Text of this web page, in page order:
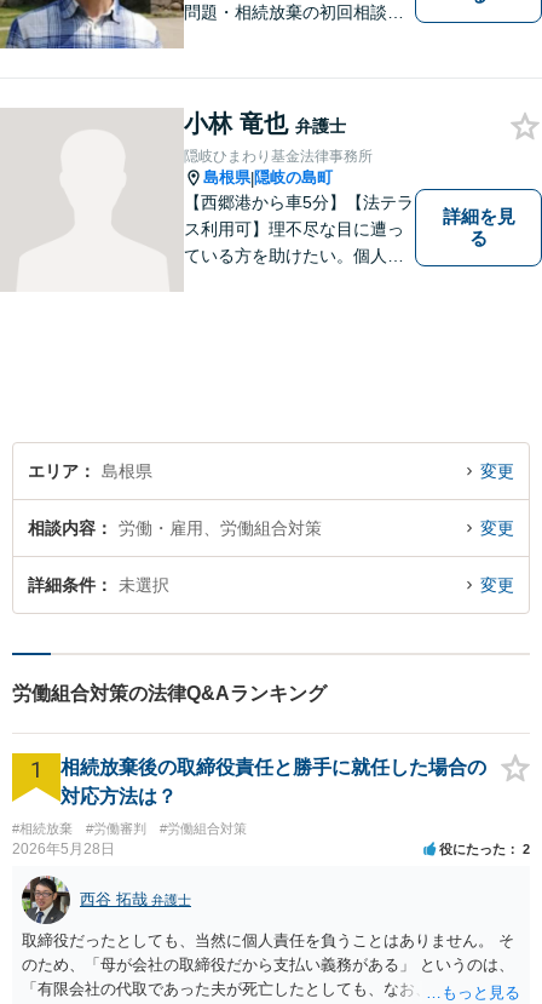
問題・相続放棄の初回相談
小林 竜也 弁護士
隠岐ひまわり基金法律事務所
島根県|隠岐の島町
【西郷港から車5分】【法テラ
ス利用可】理不尽な目に遭っ
ている方を助けたい。個人・
詳細を見
る
エリア 島根県 変更
相談内容 労働・雇用、労働組合対策 変更
詳細条件 未選択 変更
労働組合対策の法律Q&Aランキング
1
相続放棄後の取締役責任と勝手に就任した場合の
対応方法は？
#相続放棄 #労働審判 #労働組合対策
2026年5月28日 役にたった 2
西谷 拓哉 弁護士
取締役だったとしても、当然に個人責任を負うことはありません。 そ
のため、「母が会社の取締役だから支払い義務がある」 というのは、
「有限会社の代取であった夫が死亡したとしても、なお、母は有限会